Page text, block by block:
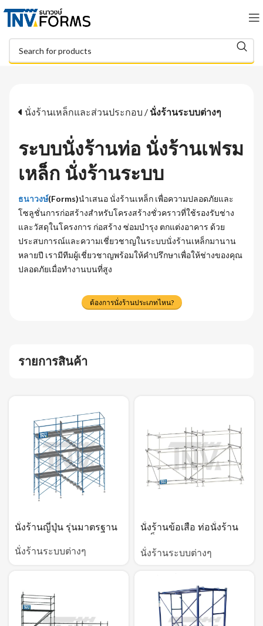
นั่งร้านเหล็กและส่วนประกอบ / นั่งร้านระบบต่างๆ
ระบบนั่งร้านท่อ นั่งร้านเฟรม
เหล็ก นั่งร้านระบบ
ธนาวงษ์(Forms)นำเสนอ นั่งร้านเหล็ก เพื่อความปลอดภัยและ
โซลูชั่นการก่อสร้างสำหรับโครงสร้างชั่วคราวที่ใช้รองรับช่าง
และวัสดุในโครงการ ก่อสร้าง ซ่อมบำรุง ตกแต่งอาคาร ด้วย
ประสบการณ์และความเชี่ยวชาญในระบบนั่งร้านเหล็กมานาน
หลายปี เรามีทีมผู้เชี่ยวชาญพร้อมให้คำปรึกษาเพื่อให้ช่างของคุณ
ปลอดภัยเมื่อทำงานบนที่สูง
ต้องการนั่งร้านประเภทไหน?
รายการสินค้า
นั่งร้านญี่ปุ่น รุ่นมาตรฐาน
นั่งร้านระบบต่างๆ
นั่งร้านข้อเสือ ท่อนั่งร้าน
นั่งร้านระบบต่างๆ